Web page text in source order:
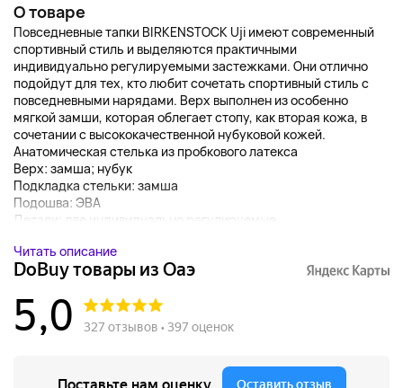
О товаре
Повседневные тапки BIRKENSTOCK Uji имеют современный
спортивный стиль и выделяются практичными
индивидуально регулируемыми застежками. Они отлично
подойдут для тех, кто любит сочетать спортивный стиль с
повседневными нарядами. Верх выполнен из особенно
мягкой замши, которая облегает стопу, как вторая кожа, в
сочетании с высококачественной нубуковой кожей.
Анатомическая стелька из пробкового латекса
Верх: замша; нубук
Подкладка стельки: замша
Подошва: ЭВА
Детали: две индивидуально регулируемые...
Читать описание